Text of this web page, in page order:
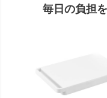
毎日の負担